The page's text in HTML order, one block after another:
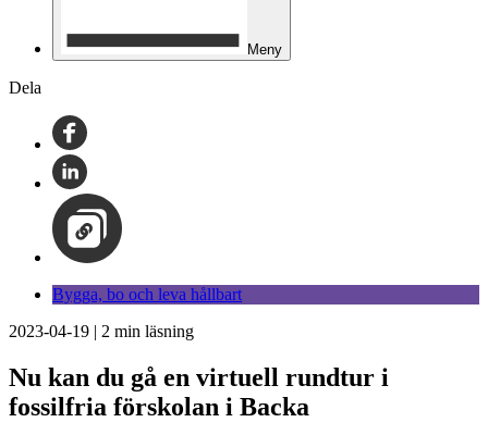
Meny
Dela
Bygga, bo och leva hållbart
2023-04-19 | 2 min läsning
Nu kan du gå en virtuell rundtur i
fossilfria förskolan i Backa